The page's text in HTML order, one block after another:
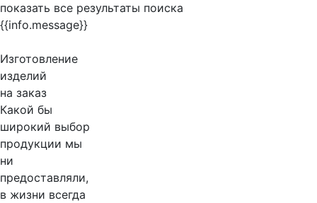
показать все результаты поиска
{{info.message}}
Изготовление
изделий
на заказ
Какой бы
широкий выбор
продукции мы
ни
предоставляли,
в жизни всегда